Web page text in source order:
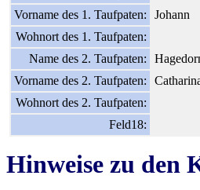
Vorname des 1. Taufpaten:
Johann
Wohnort des 1. Taufpaten:
Name des 2. Taufpaten:
Vorname des 2. Taufpaten:
Wohnort des 2. Taufpaten:
Feld18:
Hinweise zu den